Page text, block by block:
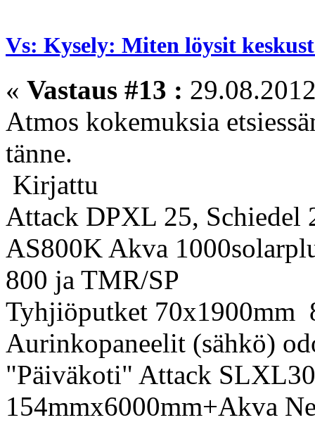
Vs: Kysely: Miten löysit
« Vastaus #13 :
Atmos kokemuksia
tänne.
Kirjattu
Attack DPXL 25, Schiedel
AS800K Akva
800 ja TMR/SP
Tyhjiöputket 70x1900mm
Aurinkopaneelit (sähkö)
"Päiväkoti" Attack
154mmx6000mm+Akva